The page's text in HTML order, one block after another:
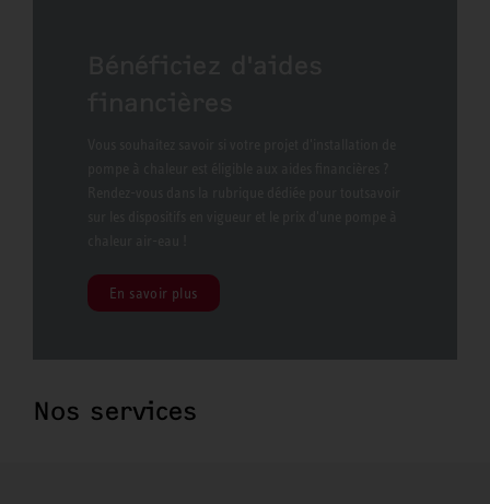
En savoir plus
Nos services